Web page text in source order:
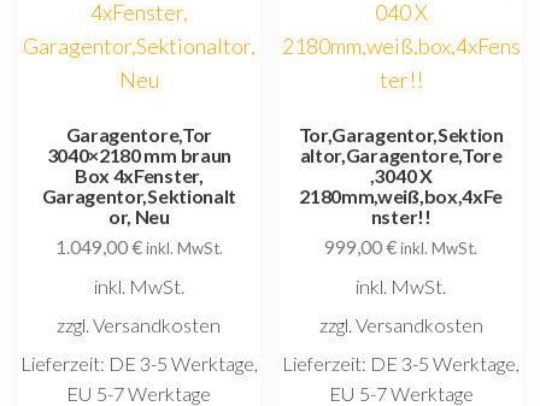
Garagentore,Tor
3040×2180 mm braun
Box 4xFenster,
Garagentor,Sektionalt
or, Neu
1.049,00€inkl. MwSt.
inkl. MwSt.
zzgl. Versandkosten
Lieferzeit: DE 3-5 Werktage,
EU 5-7 Werktage
Tor,Garagentor,Sektion
altor,Garagentore,Tore
,3040 X
2180mm,weiß,box,4xFe
nster!!
999,00€inkl. MwSt.
inkl. MwSt.
zzgl. Versandkosten
Lieferzeit: DE 3-5 Werktage,
EU 5-7 Werktage